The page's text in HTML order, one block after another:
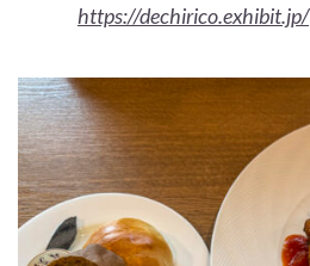
https://dechirico.exhibit.jp/